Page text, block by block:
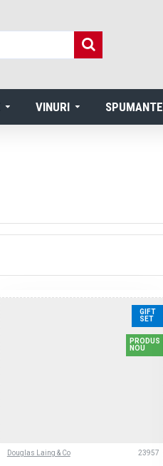
VINURI SPUMANTE
PRODUS
NOU
GIFT
SET
Douglas Laing & Co 23957